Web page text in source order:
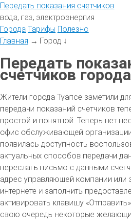
Передать показания счетчиков
вода, газ, электроэнергия
Города Тарифы Полезно
Главная → Город ↓
Передать
счетчиков
Жители города Туапсе заметили
передачи показаний счетчиков
простой и понятной. Теперь нет
офис обслуживающей
появилась доступность
актуальных способов передачи
переслать письмо с данными
адрес управляющей компании или
интернете и заполнить
активировать клавишу
свою очередь некоторые